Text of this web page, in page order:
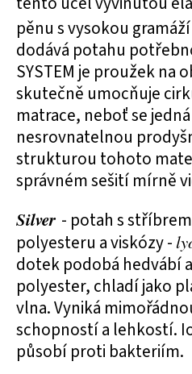
pěnu s vysokou
dodává potahu
SYSTEM je proužek na
skutečně umocňuje
matrace, neboť se
nesrovnatelnou
strukturou tohoto
správném sešití mírně
Silver - potah s
polyesteru a viskózy -
dotek podobá hedvábí
polyester, chladí jako
vlna. Vyniká
schopností a lehkostí.
působí proti bakteriím.